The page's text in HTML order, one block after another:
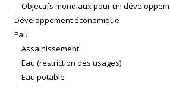
Objectifs mondiaux pour un
Développement économique
Eau
Assainissement
Eau (restriction des usages)
Eau potable